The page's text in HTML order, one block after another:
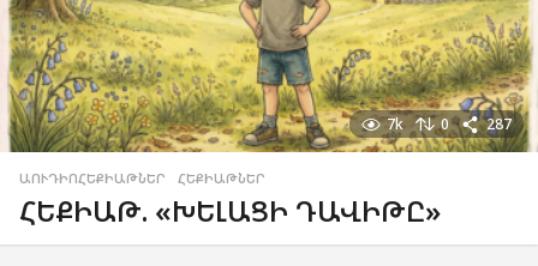
7k 0 287
ԱՈՒԴԻՈՀԵՔԻԱԹՆԵՐ ,ՀԵՔԻԱԹՆԵՐ
ՀԵՔԻԱԹ. «ԽԵԼԱՑԻ ԴԱՎԻԹԸ»